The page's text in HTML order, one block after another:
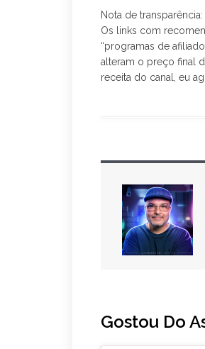
Nota de transparência:
Os links com
“programas de
alteram o preço final
receita do canal, eu
Gostou Do